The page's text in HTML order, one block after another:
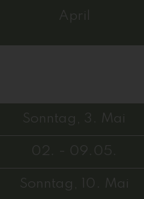
April
Sonntag, 3. Mai
02. - 09.05.
Sonntag, 10. Mai